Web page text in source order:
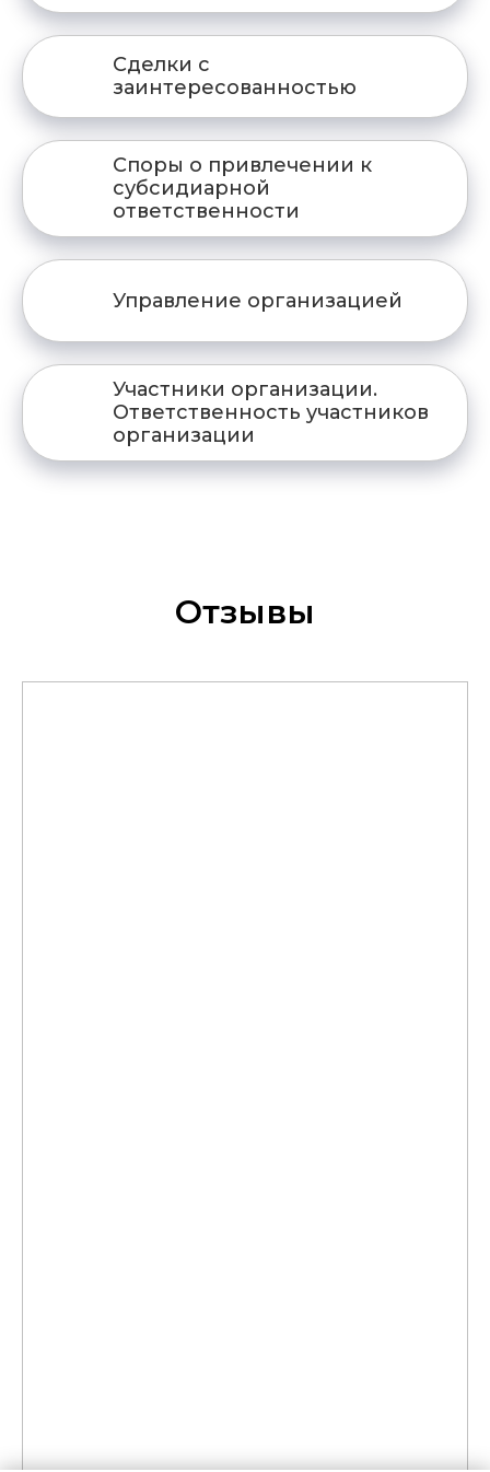
Сделки с
заинтересованностью
Споры о привлечении к
субсидиарной
ответственности
Управление организацией
Участники организации.
Ответственность участников
организации
Отзывы